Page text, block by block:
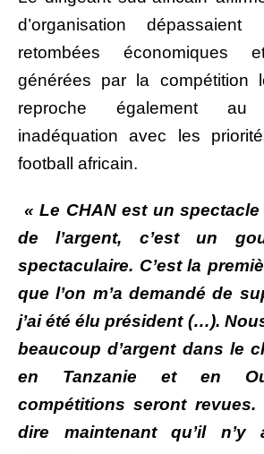
d’organisation
retombées économiques
générées par la compétition
reproche également
inadéquation avec les
football africain.
« Le CHAN est un
de l’argent, c’est un
spectaculaire. C’est la
que l’on m’a demandé de
j’ai été élu président (…).
beaucoup d’argent dans le
en Tanzanie et en
compétitions seront
dire maintenant qu’il n’y